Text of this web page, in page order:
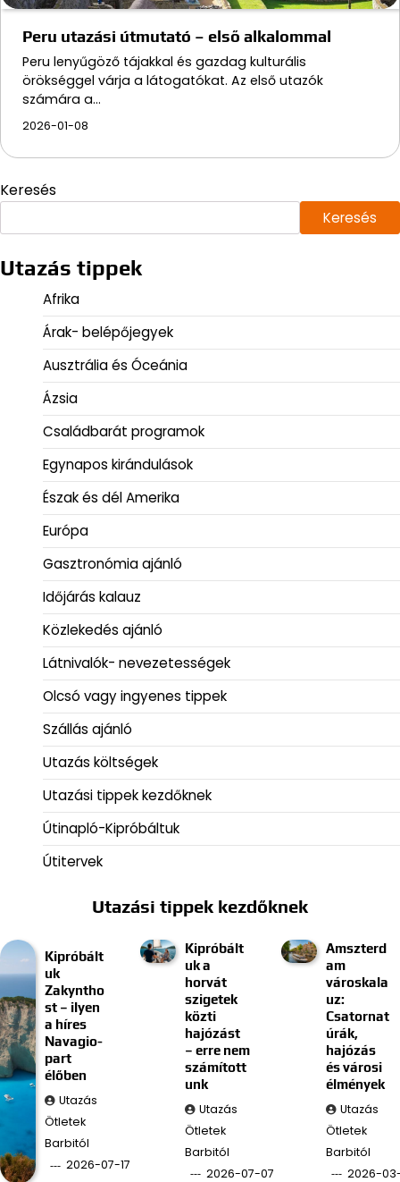
Peru utazási útmutató – első alkalommal
Peru lenyűgöző tájakkal és gazdag kulturális
örökséggel várja a látogatókat. Az első utazók
számára a…
2026-01-08
Keresés
Keresés
Utazás tippek
Afrika
Árak- belépőjegyek
Ausztrália és Óceánia
Ázsia
Családbarát programok
Egynapos kirándulások
Észak és dél Amerika
Európa
Gasztronómia ajánló
Időjárás kalauz
Közlekedés ajánló
Látnivalók- nevezetességek
Olcsó vagy ingyenes tippek
Szállás ajánló
Utazás költségek
Utazási tippek kezdőknek
Útinapló-Kipróbáltuk
Útitervek
Utazási tippek kezdőknek
Kipróbált
uk
Zakyntho
st – ilyen
a híres
Navagio-
part
élőben
Utazás
Ötletek
Barbitól
2026-07-17
Kipróbált
uk a
horvát
szigetek
közti
hajózást
– erre nem
számított
unk
Utazás
Ötletek
Barbitól
2026-07-07
Amszterd
am
városkala
uz:
Csatornat
úrák,
hajózás
és városi
élmények
Utazás
Ötletek
Barbitól
2026-